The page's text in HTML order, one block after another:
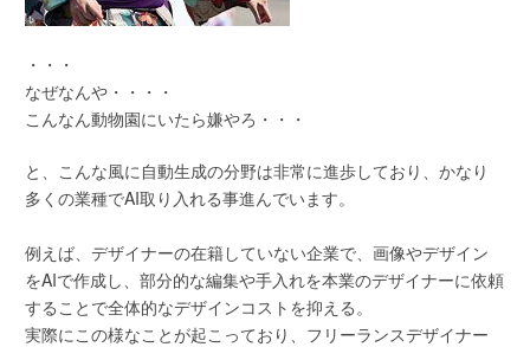
・・・
なぜなんや・・・・
こんなん動物園にいたら嫌やろ・・・
と、こんな風に自動生成の分野は非常に進歩しており、かなり
多くの業種でAI取り入れる事進んでいます。
例えば、デザイナーの在籍していない企業で、画像やデザイン
をAIで作成し、部分的な編集や手入れを本業のデザイナーに依頼
することで全体的なデザインコストを抑える。
実際にこの様なことが起こっており、フリーランスデザイナー